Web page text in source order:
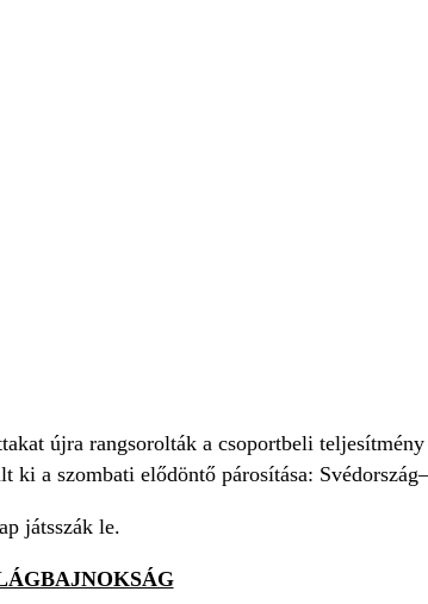
újra rangsorolták a csoportbeli
ki a szombati elődöntő párosítása:
játsszák le.